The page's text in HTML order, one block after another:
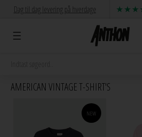
Dag til dag levering på hverdage
AMERICAN VINTAGE T-SHIRT'S
NEW